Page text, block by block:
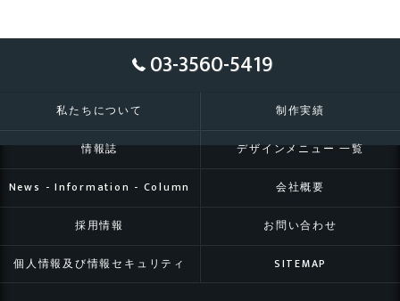
03-3560-5419
私たちについて 制作実績
情報誌 デザインメニュー 一覧
News - Information - Column 会社概要
採用情報 お問い合わせ
個人情報及び情報セキュリティ SITEMAP